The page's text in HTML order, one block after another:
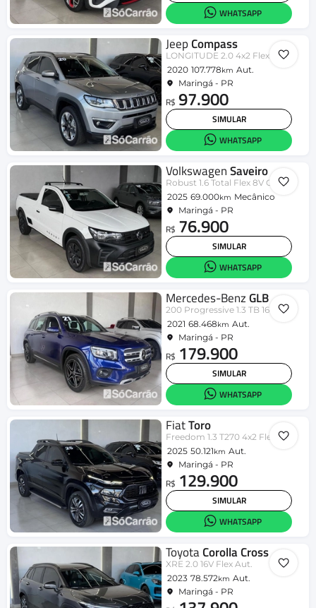
WHATSAPP
Jeep Compass
LONGITUDE 2.0 4x2 Flex 16V Aut.
2020 107.778km Aut.
Maringá - PR
R$ 97.900
SIMULAR
WHATSAPP
VolkswagenSaveiro
Robust 1.6 Total Flex 8V CD
2025 69.000km Mecânico
Maringá - PR
R$ 76.900
SIMULAR
WHATSAPP
Mercedes-BenzGLB
200 Progressive 1.3 TB 16V Aut.
2021 68.468km Aut.
Maringá - PR
R$ 179.900
SIMULAR
WHATSAPP
FiatToro
Freedom 1.3 T270 4x2 Flex Aut.
2025 50.121km Aut.
Maringá - PR
R$ 129.900
SIMULAR
WHATSAPP
ToyotaCorolla Cross
XRE 2.0 16V Flex Aut.
2023 78.572km Aut.
Maringá - PR